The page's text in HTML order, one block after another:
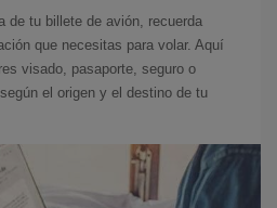
de tu billete de avión, recuerda
que necesitas para volar. Aquí
visado, pasaporte, seguro o
el origen y el destino de tu